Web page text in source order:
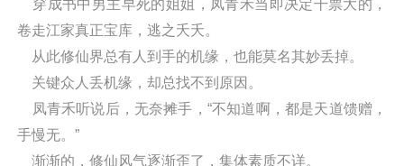
穿成书中男主早死的姐姐，凤青禾当即决定干票大的，
卷走江家真正宝库，逃之夭夭。
从此修仙界总有人到手的机缘，也能莫名其妙丢掉。
关键众人丢机缘，却总找不到原因。
凤青禾听说后，无奈摊手，“不知道啊，都是天道馈赠，
手慢无。”
渐渐的，修仙风气逐渐歪了，集体素质不详。